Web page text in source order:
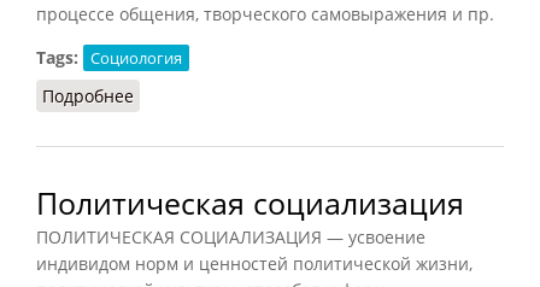
процессе общения, творческого самовыражения и пр.
Tags:
Социология
Подробнее
Политическая социализация
ПОЛИТИЧЕСКАЯ СОЦИАЛИЗАЦИЯ — усвоение
индивидом норм и ценностей политической жизни,